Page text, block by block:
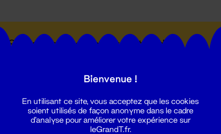
Suivez toutes les actualités du
Bienvenue !
En utilisant ce site, vous acceptez que les cookies
soient utilisés de façon anonyme dans le cadre
d'analyse pour améliorer votre expérience sur
leGrandT.fr.